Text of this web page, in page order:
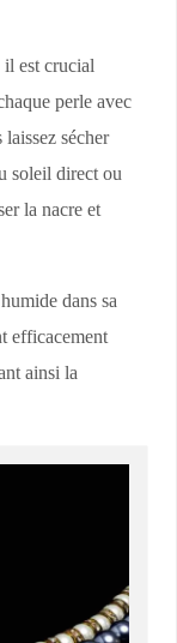
il est crucial
perle avec
sécher
soleil direct ou
la nacre et
dans sa
efficacement
ainsi la